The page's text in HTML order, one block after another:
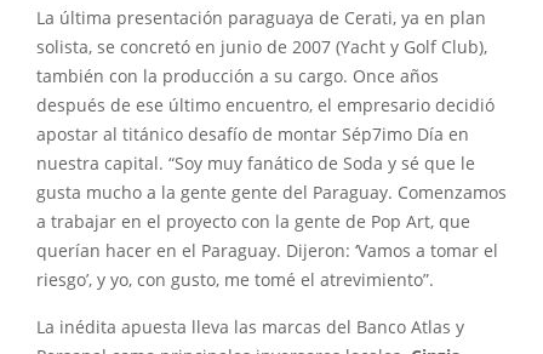
La última presentación paraguaya de Cerati, ya en plan
solista, se concretó en junio de 2007 (Yacht y Golf Club),
también con la producción a su cargo. Once años
después de ese último encuentro, el empresario decidió
apostar al titánico desafío de montar Sép7imo Día en
nuestra capital. “Soy muy fanático de Soda y sé que le
gusta mucho a la gente gente del Paraguay. Comenzamos
a trabajar en el proyecto con la gente de Pop Art, que
querían hacer en el Paraguay. Dijeron: ‘Vamos a tomar el
riesgo’, y yo, con gusto, me tomé el atrevimiento”.
La inédita apuesta lleva las marcas del Banco Atlas y